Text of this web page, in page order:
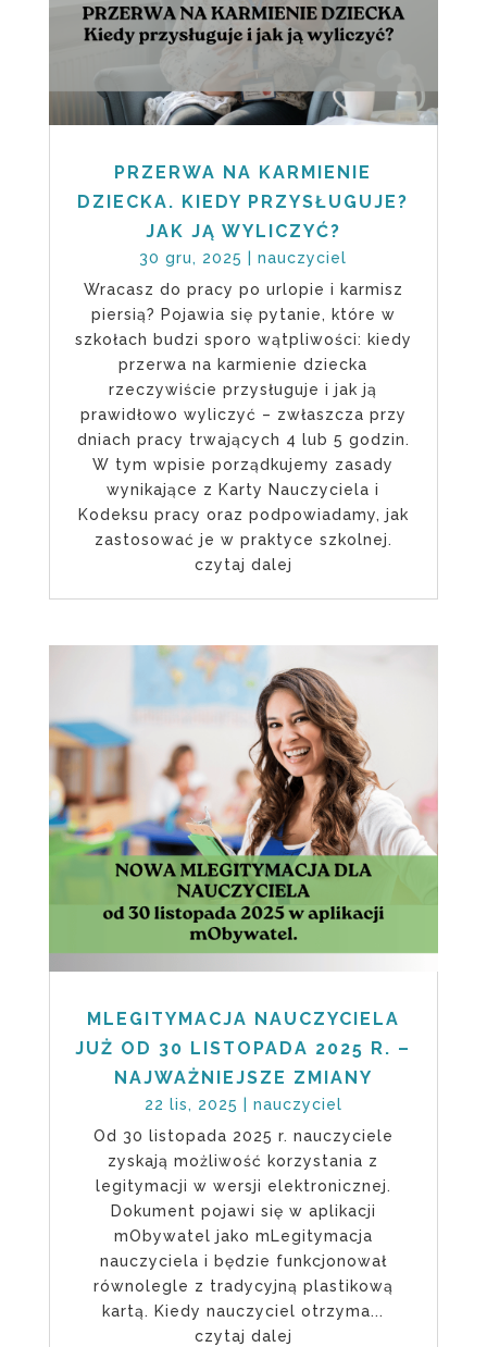
PRZERWA NA KARMIENIE
DZIECKA. KIEDY PRZYSŁUGUJE?
JAK JĄ WYLICZYĆ?
30 gru, 2025 |nauczyciel
Wracasz do pracy po urlopie i karmisz
piersią? Pojawia się pytanie, które w
szkołach budzi sporo wątpliwości: kiedy
przerwa na karmienie dziecka
rzeczywiście przysługuje i jak ją
prawidłowo wyliczyć – zwłaszcza przy
dniach pracy trwających 4 lub 5 godzin.
W tym wpisie porządkujemy zasady
wynikające z Karty Nauczyciela i
Kodeksu pracy oraz podpowiadamy, jak
zastosować je w praktyce szkolnej.
czytaj dalej
MLEGITYMACJA NAUCZYCIELA
JUŻ OD 30 LISTOPADA 2025 R. –
NAJWAŻNIEJSZE ZMIANY
22 lis, 2025
nauczyciel
Od 30 listopada 2025 r. nauczyciele
zyskają możliwość korzystania z
legitymacji w wersji elektronicznej.
Dokument pojawi się w aplikacji
mObywatel jako mLegitymacja
nauczyciela i będzie funkcjonował
równolegle z tradycyjną plastikową
kartą. Kiedy nauczyciel otrzyma...
czytaj dalej